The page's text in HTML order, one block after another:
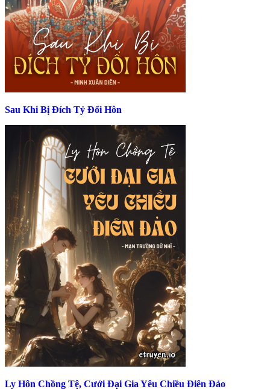
Sau Khi Bị Đích Tỷ Đổi Hôn
Ly Hôn Chồng Tệ, Cưới Đại Gia Yêu Chiều Điên Đảo